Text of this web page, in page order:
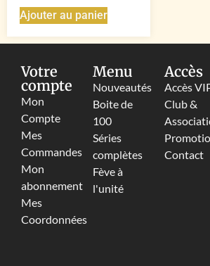
Ajouter au panier
Votre
compte
Mon
Compte
Mes
Commandes
Mon
abonnement
Mes
Coordonnées
Menu
Nouveautés
Boite de
100
Séries
complètes
Fève à
l'unité
Accès
Accès
Club &
Contact